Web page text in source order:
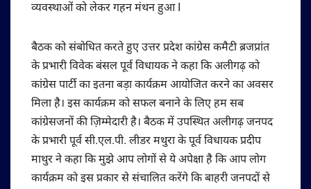
व्यवस्थाओं को लेकर गहन मंथन हुआ I
बैठक को संबोधित करते हुए उत्तर प्रदेश कांग्रेस कमैटी ब्रजप्रांत
के प्रभारी विवेक बंसल पूर्व विधायक ने कहा कि अलीगढ़ को
कांग्रेस पार्टी का इतना बड़ा कार्यक्रम आयोजित करने का अवसर
मिला है। इस कार्यक्रम को सफल बनाने के लिए हम सब
कांग्रेसजनों की ज़िम्मेदारी है। बैठक में उपस्थित अलीगढ़ जनपद
के प्रभारी पूर्व सी.एल.पी. लीडर मथुरा के पूर्व विधायक प्रदीप
माथुर ने कहा कि मुझे आप लोगों से ये अपेक्षा है कि आप लोग
कार्यक्रम को इस प्रकार से संचालित करेंगे कि बाहरी जनपदों से